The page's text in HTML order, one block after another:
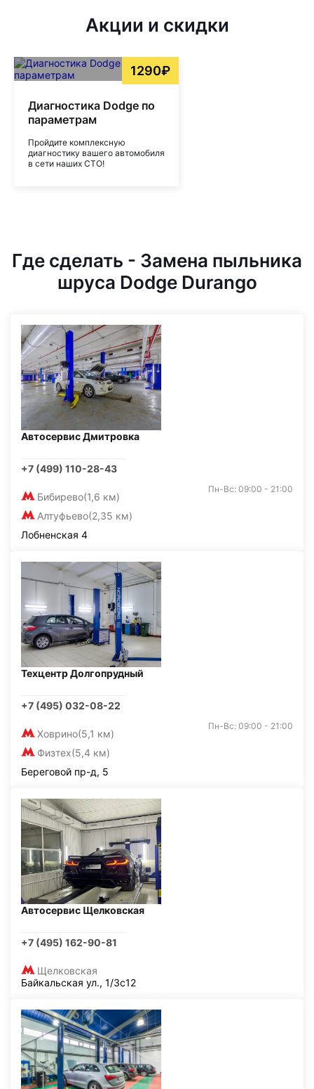
Акции и скидки
1290₽
Диагностика Dodge по
параметрам
Пройдите комплексную
диагностику вашего автомобиля
в сети наших СТО!
Где сделать - Замена пыльника
шруса Dodge Durango
Автосервис Дмитровка
+7 (499) 110-28-43
Бибирево(1,6 км)
Алтуфьево(2,35 км)
Пн-Вс: 09:00 - 21:00
Лобненская 4
Техцентр Долгопрудный
+7 (495) 032-08-22
Ховрино(5,1 км)
Физтех(5,4 км)
Пн-Вс: 09:00 - 21:00
Береговой пр-д, 5
Автосервис Щелковская
+7 (495) 162-90-81
Щелковская
Байкальская ул., 1/3с12